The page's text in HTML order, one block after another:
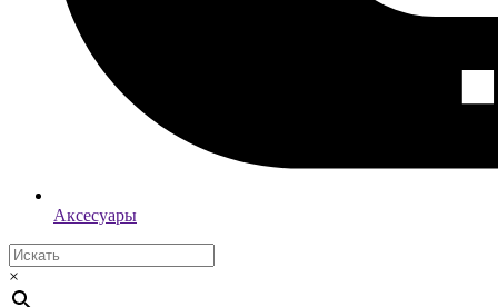
Аксесуары
×